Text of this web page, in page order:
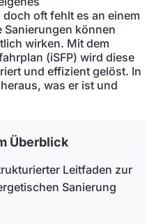
oft fehlt es an einem
Sanierungen können
wirken. Mit dem
(iSFP) wird diese
und effizient gelöst. In
was er ist und
Überblick
Leitfaden zur
Sanierung